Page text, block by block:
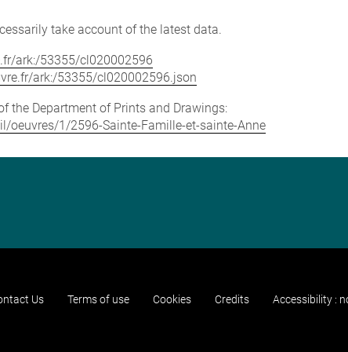
take account of the latest data.
ark:/53355/cl020002596
ark:/53355/cl020002596.json
the Department of Prints and Drawings:
oeuvres/1/2596-Sainte-Famille-et-sainte-Anne
Us Terms of use Cookies Credits Accessibility :